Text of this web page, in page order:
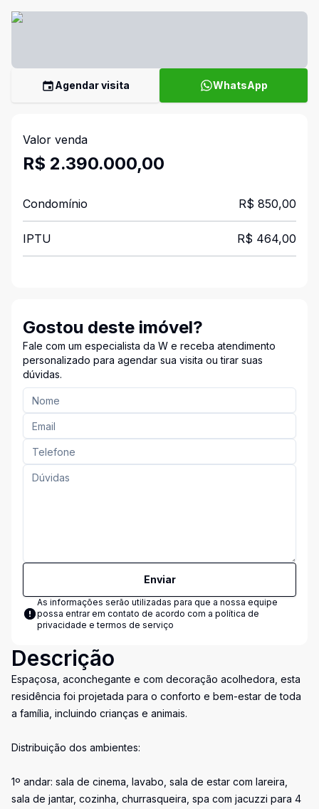
Agendar visita WhatsApp
Valor venda
R$ 2.390.000,00
Condomínio R$ 850,00
IPTU R$ 464,00
Gostou deste imóvel?
Fale com um especialista da W e receba atendimento
personalizado para agendar sua visita ou tirar suas
dúvidas.
Enviar
As informações serão utilizadas para que a nossa equipe
possa entrar em contato de acordo com a política de
privacidade e termos de serviço
Descrição
Espaçosa, aconchegante e com decoração acolhedora, esta
residência foi projetada para o conforto e bem-estar de toda
a família, incluindo crianças e animais.
Distribuição dos ambientes:
1º andar: sala de cinema, lavabo, sala de estar com lareira,
sala de jantar, cozinha, churrasqueira, spa com jacuzzi para 4